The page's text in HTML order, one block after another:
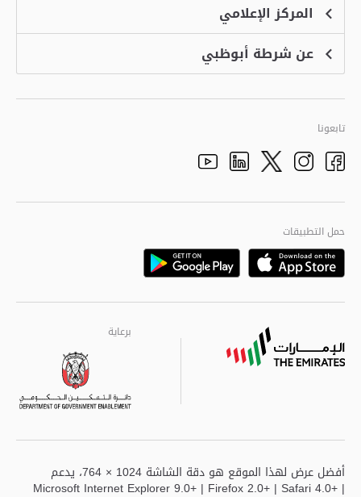
الشكاوى
منصة التوظيف الذكية
الاسئلة الشائعة
خدمة أمان
المركز الإعلامي
الأخبارعن شرطة أبوظبي
الرؤية والرسالة والقيم
تاريخ شرطة أبوظبي
adpolice centers locations
الهيكل التنظيمي
الجودة العالمية
مراكز خدمة أبوظبى
تابعونا
Facebook
Instagram
Twitter
Linkedin
Youtube
حمل التطبيقات
Google
Playstore
برعاية
برعاية
أفضل عرض لهذا الموقع هو دقة الشاشة 1024 × 764، يدعم
Microsoft Internet Explorer 9.0+ | Firefox 2.0+ | Safari 4.0+ |